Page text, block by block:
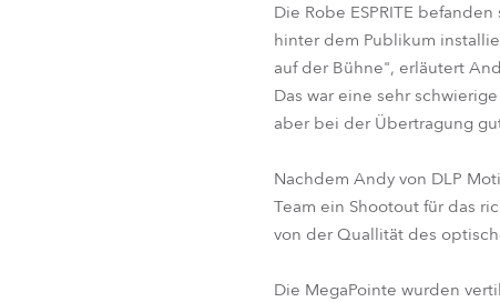
Die Robe ESPRITE
hinter dem Publikum
auf der Bühne", erläutert
Das war eine sehr
aber bei der Übertragung
Nachdem Andy von DLP
Team ein Shootout für das
von der Quallität des
Die MegaPointe wurden